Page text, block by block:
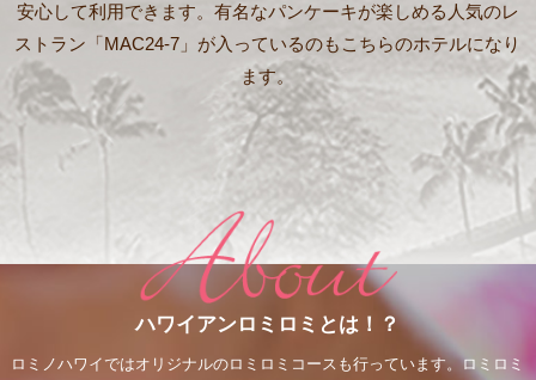
安心して利用できます。有名なパンケーキが楽しめる人気のレ
ストラン「MAC24-7」が入っているのもこちらのホテルになり
ます。
ハワイアンロミロミとは！？
ロミノハワイではオリジナルのロミロミコースも行っています。ロミロミ